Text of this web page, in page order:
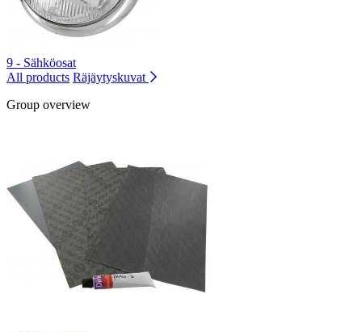
9 - Sähköosat
All products Räjäytyskuvat
Group overview